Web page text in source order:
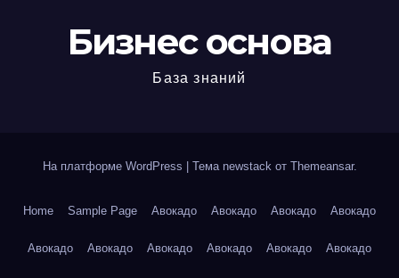
Бизнес основа
База знаний
На платформе WordPress Тема newstack от Themeansar.
Home Sample Page Авокадо Авокадо Авокадо Авокадо
Авокадо Авокадо Авокадо Авокадо Авокадо Авокадо